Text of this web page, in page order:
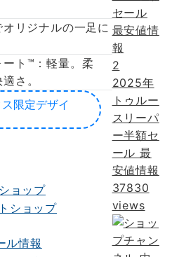
リジナルの一足に
ト™：軽量。柔
さ。
限定デザイ
ョップ
ル情報
2
2025年
トゥルー
スリーパ
ー半額セ
ール 最
安値情報
37830
views